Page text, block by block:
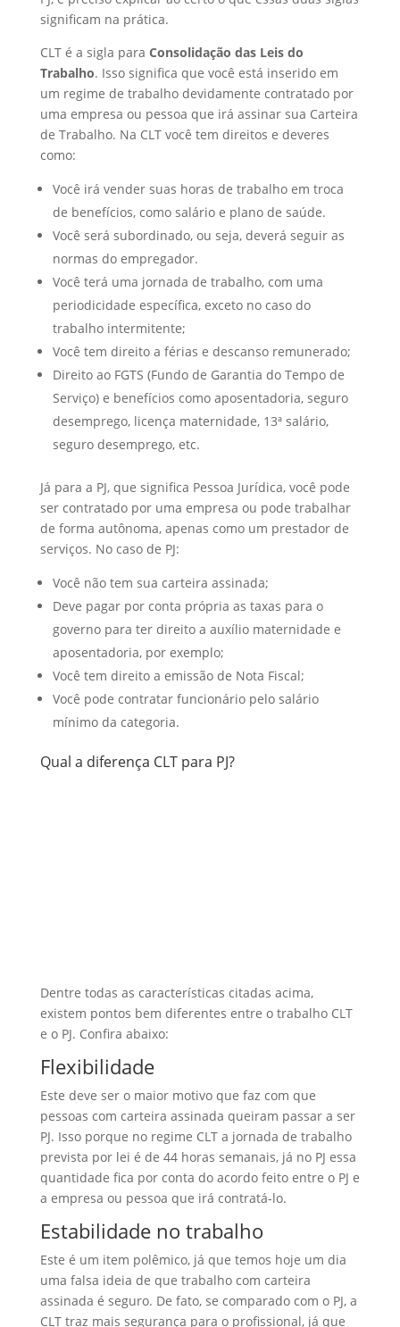
significam na prática.
CLT é a sigla para Consolidação das Leis do
Trabalho. Isso significa que você está inserido em
um regime de trabalho devidamente contratado por
uma empresa ou pessoa que irá assinar sua Carteira
de Trabalho. Na CLT você tem direitos e deveres
como:
Você irá vender suas horas de trabalho em troca
de benefícios, como salário e plano de saúde.
Você será subordinado, ou seja, deverá seguir as
normas do empregador.
Você terá uma jornada de trabalho, com uma
periodicidade específica, exceto no caso do
trabalho intermitente;
Você tem direito a férias e descanso remunerado;
Direito ao FGTS (Fundo de Garantia do Tempo de
Serviço) e benefícios como aposentadoria, seguro
desemprego, licença maternidade, 13ª salário,
seguro desemprego, etc.
Já para a PJ, que significa Pessoa Jurídica, você pode
ser contratado por uma empresa ou pode trabalhar
de forma autônoma, apenas como um prestador de
serviços. No caso de PJ:
Você não tem sua carteira assinada;
Deve pagar por conta própria as taxas para o
governo para ter direito a auxílio maternidade e
aposentadoria, por exemplo;
Você tem direito a emissão de Nota Fiscal;
Você pode contratar funcionário pelo salário
mínimo da categoria.
Qual a diferença CLT para PJ?
Dentre todas as características citadas acima,
existem pontos bem diferentes entre o trabalho CLT
e o PJ. Confira abaixo:
Flexibilidade
Este deve ser o maior motivo que faz com que
pessoas com carteira assinada queiram passar a ser
PJ. Isso porque no regime CLT a jornada de trabalho
prevista por lei é de 44 horas semanais, já no PJ essa
quantidade fica por conta do acordo feito entre o PJ e
a empresa ou pessoa que irá contratá-lo.
Estabilidade no trabalho
Este é um item polêmico, já que temos hoje um dia
uma falsa ideia de que trabalho com carteira
assinada é seguro. De fato, se comparado com o PJ, a
CLT traz mais segurança para o profissional, já que